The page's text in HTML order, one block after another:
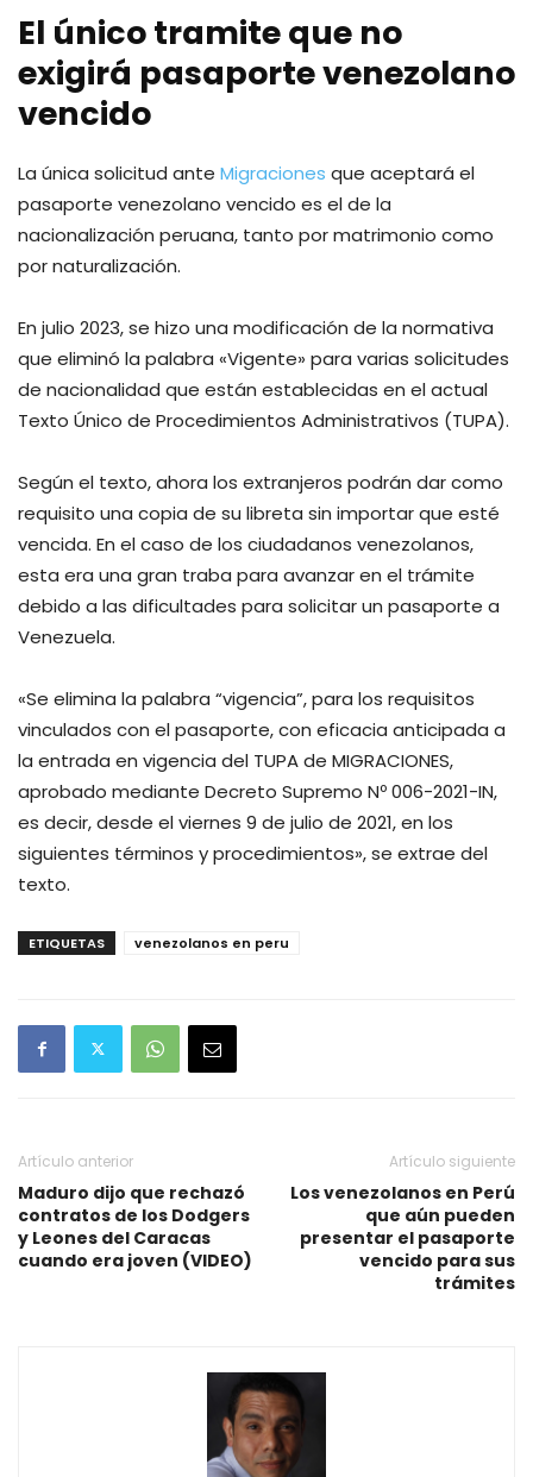
El único tramite que no
exigirá pasaporte venezolano
vencido
La única solicitud ante Migraciones que aceptará el
pasaporte venezolano vencido es el de la
nacionalización peruana, tanto por matrimonio como
por naturalización.
En julio 2023, se hizo una modificación de la normativa
que eliminó la palabra «Vigente» para varias solicitudes
de nacionalidad que están establecidas en el actual
Texto Único de Procedimientos Administrativos (TUPA).
Según el texto, ahora los extranjeros podrán dar como
requisito una copia de su libreta sin importar que esté
vencida. En el caso de los ciudadanos venezolanos,
esta era una gran traba para avanzar en el trámite
debido a las dificultades para solicitar un pasaporte a
Venezuela.
«Se elimina la palabra “vigencia”, para los requisitos
vinculados con el pasaporte, con eficacia anticipada a
la entrada en vigencia del TUPA de MIGRACIONES,
aprobado mediante Decreto Supremo Nº 006-2021-IN,
es decir, desde el viernes 9 de julio de 2021, en los
siguientes términos y procedimientos», se extrae del
texto.
ETIQUETAS venezolanos en peru
Artículo anterior
Maduro dijo que rechazó
contratos de los Dodgers
y Leones del Caracas
cuando era joven (VIDEO)
Artículo siguiente
Los venezolanos en Perú
que aún pueden
presentar el pasaporte
vencido para sus
trámites